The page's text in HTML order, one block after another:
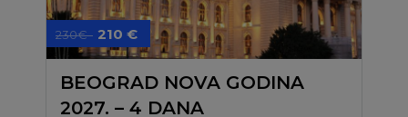
230€ 210 €
BEOGRAD NOVA GODINA
2027. – 4 DANA